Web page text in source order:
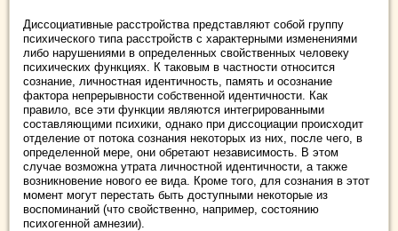
Диссоциативные расстройства представляют собой группу
психического типа расстройств с характерными изменениями
либо нарушениями в определенных свойственных человеку
психических функциях. К таковым в частности относится
сознание, личностная идентичность, память и осознание
фактора непрерывности собственной идентичности. Как
правило, все эти функции являются интегрированными
составляющими психики, однако при диссоциации происходит
отделение от потока сознания некоторых из них, после чего, в
определенной мере, они обретают независимость. В этом
случае возможна утрата личностной идентичности, а также
возникновение нового ее вида. Кроме того, для сознания в этот
момент могут перестать быть доступными некоторые из
воспоминаний (что свойственно, например, состоянию
психогенной амнезии).